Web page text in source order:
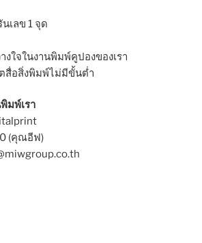
นเลข 1 จุด
ใจในงานพิมพ์คูปองของเรา
สื่อสิ่งพิมพ์ไม่มีขั้นต่ำ
มพ์เรา
(คุณอีฟ)